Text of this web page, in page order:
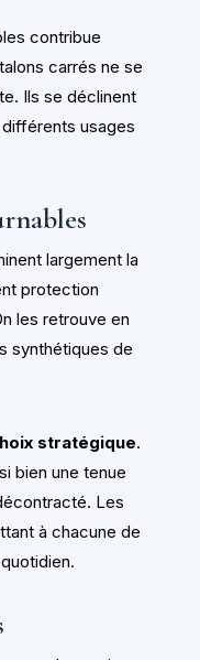
contribue
carrés ne se
Ils se déclinent
usages
largement la
protection
les retrouve en
synthétiques de
stratégique.
bien une tenue
Les
à chacune de